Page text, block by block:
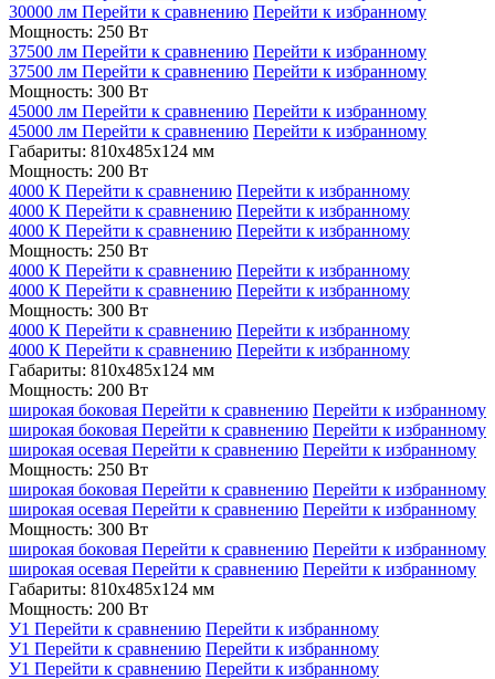
30000 лм Перейти к сравнению Перейти к избранному
Мощность: 250 Вт
37500 лм Перейти к сравнению Перейти к избранному
37500 лм Перейти к сравнению Перейти к избранному
Мощность: 300 Вт
45000 лм Перейти к сравнению Перейти к избранному
45000 лм Перейти к сравнению Перейти к избранному
Габариты: 810x485x124 мм
Мощность: 200 Вт
4000 К Перейти к сравнению Перейти к избранному
4000 К Перейти к сравнению Перейти к избранному
4000 К Перейти к сравнению Перейти к избранному
Мощность: 250 Вт
4000 К Перейти к сравнению Перейти к избранному
4000 К Перейти к сравнению Перейти к избранному
Мощность: 300 Вт
4000 К Перейти к сравнению Перейти к избранному
4000 К Перейти к сравнению Перейти к избранному
Габариты: 810x485x124 мм
Мощность: 200 Вт
широкая боковая Перейти к сравнению Перейти к избранному
широкая боковая Перейти к сравнению Перейти к избранному
широкая осевая Перейти к сравнению Перейти к избранному
Мощность: 250 Вт
широкая боковая Перейти к сравнению Перейти к избранному
широкая осевая Перейти к сравнению Перейти к избранному
Мощность: 300 Вт
широкая боковая Перейти к сравнению Перейти к избранному
широкая осевая Перейти к сравнению Перейти к избранному
Габариты: 810x485x124 мм
Мощность: 200 Вт
У1 Перейти к сравнению Перейти к избранному
У1 Перейти к сравнению Перейти к избранному
У1 Перейти к сравнению Перейти к избранному